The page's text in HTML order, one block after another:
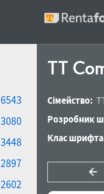
6543
3080
3448
2897
2602
TT
Сімейство:
Розробник
Клас